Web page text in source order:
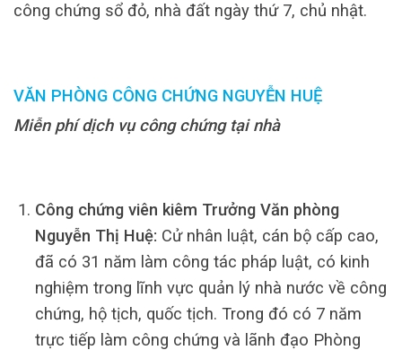
công chứng sổ đỏ, nhà đất ngày thứ 7, chủ nhật.
VĂN PHÒNG CÔNG CHỨNG NGUYỄN HUỆ
Miễn phí dịch vụ công chứng tại nhà
Công chứng viên kiêm Trưởng Văn phòng
Nguyễn Thị Huệ: Cử nhân luật, cán bộ cấp cao,
đã có 31 năm làm công tác pháp luật, có kinh
nghiệm trong lĩnh vực quản lý nhà nước về công
chứng, hộ tịch, quốc tịch. Trong đó có 7 năm
trực tiếp làm công chứng và lãnh đạo Phòng